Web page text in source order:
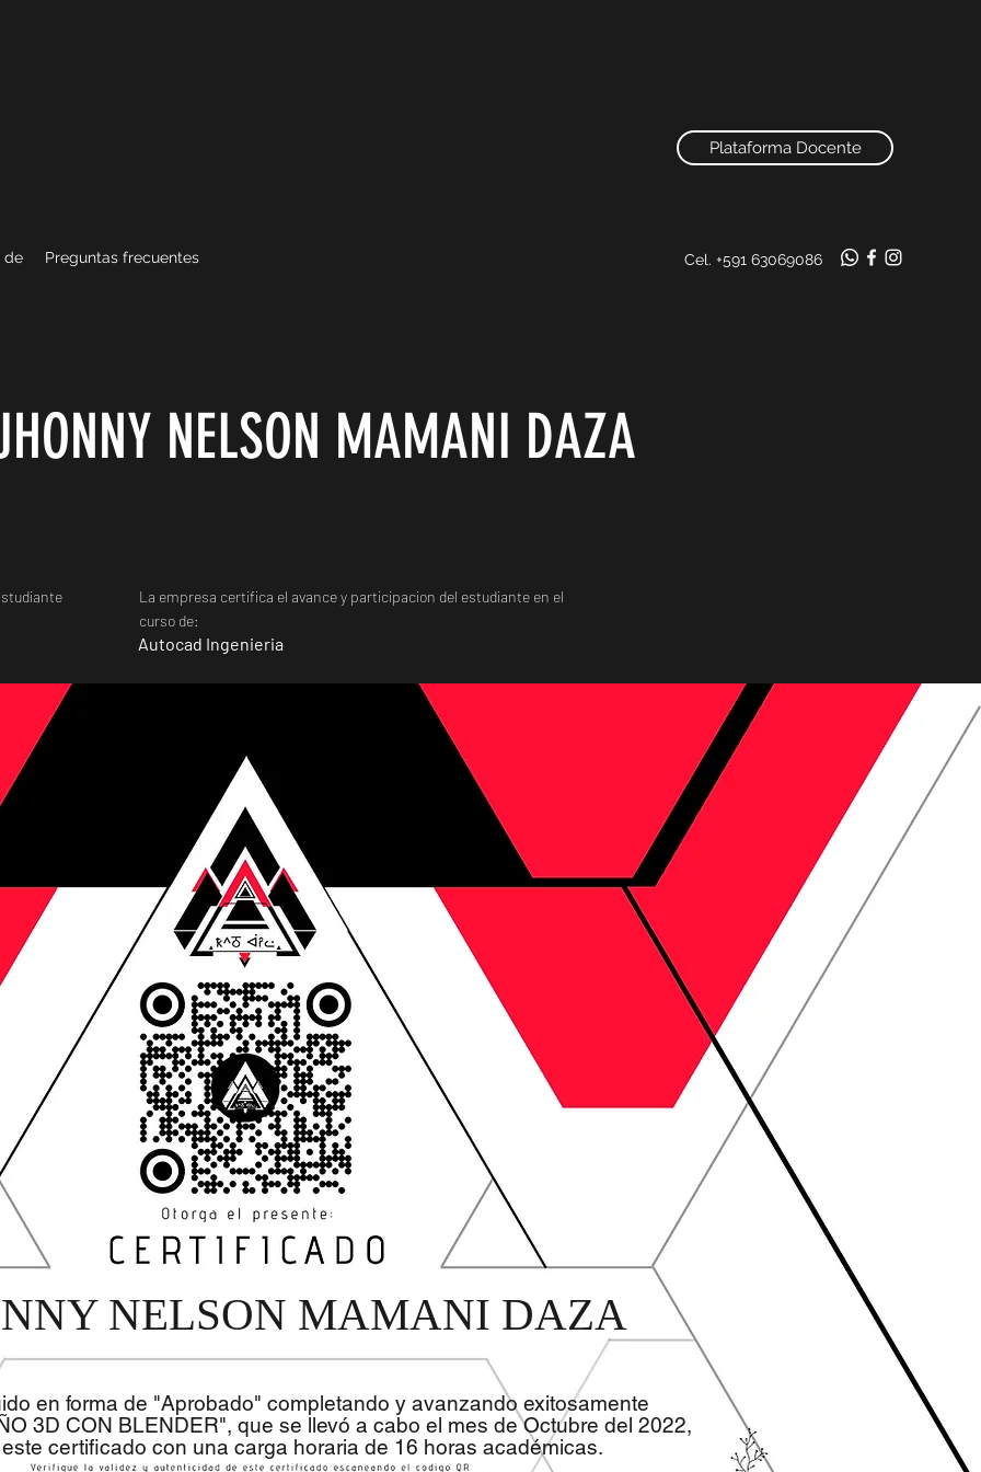
Plataforma Docente
de Preguntas frecuentes Cel. +591 63069086
NELSON MAMANI DAZA
La empresa certifica el avance y participacion del estudiante en el
curso de:
Autocad Ingenieria
NELSON MAMANI DAZA
en forma de "Aprobado" completando y avanzando exitosamente
3D CON BLENDER", que se llevó a cabo el mes de Octubre del 2022,
certificado con una carga horaria de 16 horas académicas.